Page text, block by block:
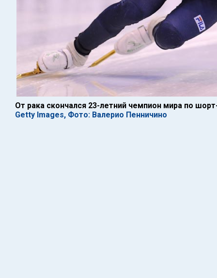
От рака скончался 23-летний чемпион мира по
Getty Images, Фото: Валерио Пенничино